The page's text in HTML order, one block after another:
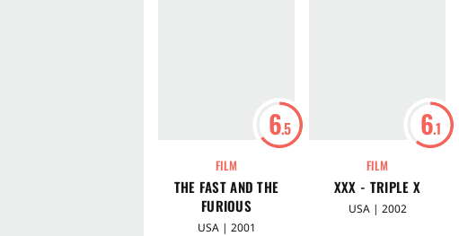
6.5
FILM
THE FAST AND THE
FURIOUS
USA | 2001
6.1
FILM
XXX - TRIPLE X
USA | 2002